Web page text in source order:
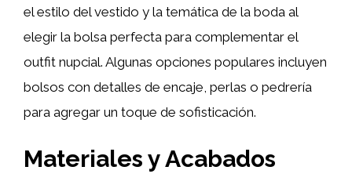
el estilo del vestido y la temática de la boda al
elegir la bolsa perfecta para complementar el
outfit nupcial. Algunas opciones populares incluyen
bolsos con detalles de encaje, perlas o pedrería
para agregar un toque de sofisticación.
Materiales y Acabados